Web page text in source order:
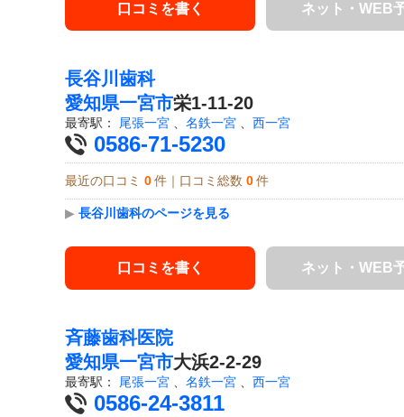
口コミを書く ネット・WEB
長谷川歯科
愛知県一宮市栄1-11-20
最寄駅： 尾張一宮 名鉄一宮 西一宮
0586-71-5230
最近の口コミ 0 件｜口コミ総数 0 件
▶ 長谷川歯科のページを見る
口コミを書く ネット・WEB
斉藤歯科医院
愛知県一宮市大浜2-2-29
最寄駅： 尾張一宮 、 名鉄一宮 、 西一宮
0586-24-3811